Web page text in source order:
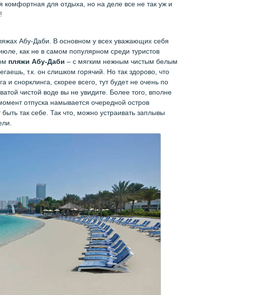
для отдыха, но на деле все не так уж и
Абу-Даби. В основном у всех уважающих себя
как не в самом популярном среди туристов
пляжи Абу-Даби – с мягким нежным чистым белым
т.к. он слишком горячий. Но так здорово, что
снорклинга, скорее всего, тут будет не очень по
чистой воде вы не увидите. Более того, вполне
отпуска намывается очередной остров
так себе. Так что, можно устраивать заплывы